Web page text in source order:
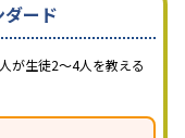
ード
が生徒2〜4人を教える